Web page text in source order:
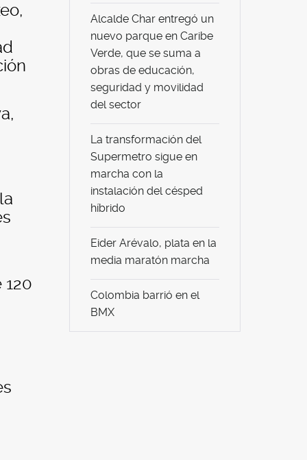
Alcalde Char entregó un
nuevo parque en Caribe
Verde, que se suma a
obras de educación,
seguridad y movilidad
del sector
La transformación del
Supermetro sigue en
marcha con la
instalación del césped
híbrido
Eider Arévalo, plata en la
media maratón marcha
Colombia barrió en el
BMX